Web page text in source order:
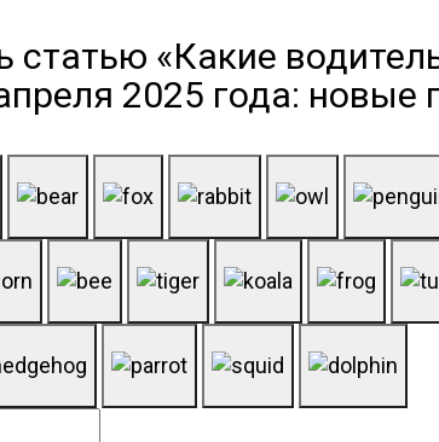
статью «Какие
2025 года: